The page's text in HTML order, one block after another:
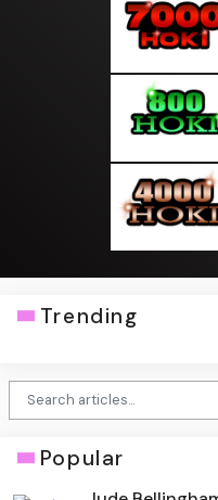
Trending
Popular